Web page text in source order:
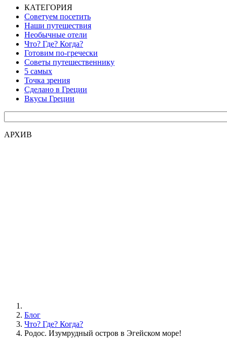
КАТЕГОРИЯ
Советуем посетить
Наши путешествия
Необычные отели
Что? Где? Когда?
Готовим по-гречески
Советы путешественнику
5 самых
Точка зрения
Сделано в Греции
Вкусы Греции
АРХИВ
Блог
Что? Где? Когда?
Родос. Изумрудный остров в Эгейском море!